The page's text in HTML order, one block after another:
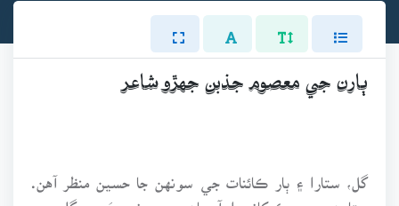
ٻارن جي معصوم جذبن جهڙو شاعر
گل، ستارا ۽ ٻار ڪائنات جي سونهن جا حسين منظر آهن.
ستارن جي چمڪ کانسواءِ آسمان جي سونهن ڇَسي، گلن جي